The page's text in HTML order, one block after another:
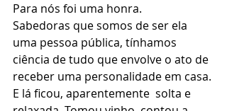
Para nós foi uma honra.
Sabedoras que somos de ser ela
uma pessoa pública, tínhamos
ciência de tudo que envolve o ato de
receber uma personalidade em casa.
E lá ficou, aparentemente  solta e